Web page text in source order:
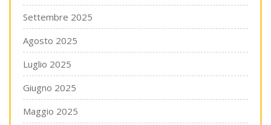
Settembre 2025
Agosto 2025
Luglio 2025
Giugno 2025
Maggio 2025